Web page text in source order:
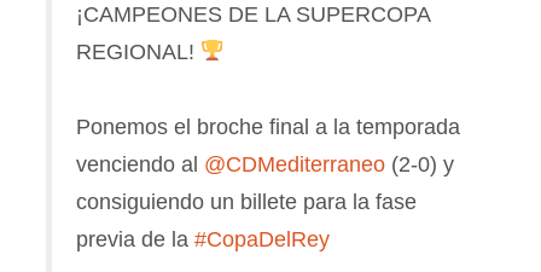
¡CAMPEONES DE LA SUPERCOPA
REGIONAL!
Ponemos el broche final a la temporada
venciendo al @CDMediterraneo(2-0) y
consiguiendo un billete para la fase
previa de la #CopaDelRey